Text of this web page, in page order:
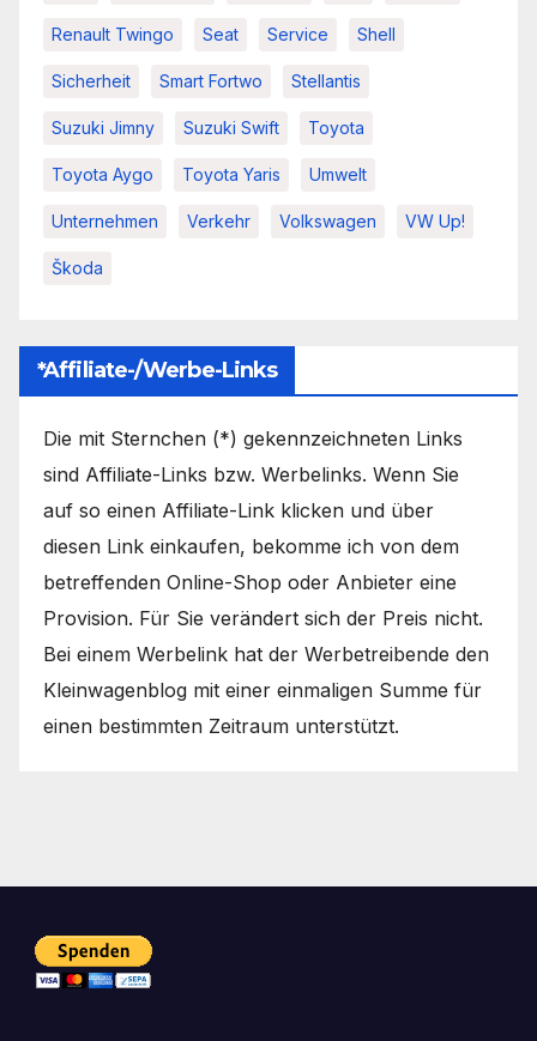
Renault Twingo Seat Service Shell
Sicherheit Smart Fortwo Stellantis
Suzuki Jimny Suzuki Swift Toyota
Toyota Aygo Toyota Yaris Umwelt
Unternehmen Verkehr Volkswagen VW Up!
Škoda
*Affiliate-/Werbe-Links
Die mit Sternchen (*) gekennzeichneten Links
sind Affiliate-Links bzw. Werbelinks. Wenn Sie
auf so einen Affiliate-Link klicken und über
diesen Link einkaufen, bekomme ich von dem
betreffenden Online-Shop oder Anbieter eine
Provision. Für Sie verändert sich der Preis nicht.
Bei einem Werbelink hat der Werbetreibende den
Kleinwagenblog mit einer einmaligen Summe für
einen bestimmten Zeitraum unterstützt.